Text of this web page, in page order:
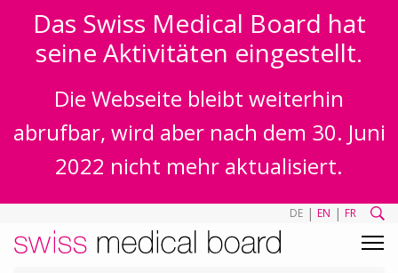
Das Swiss Medical Board hat
seine Aktivitäten eingestellt.
Die Webseite bleibt weiterhin
abrufbar, wird aber nach dem 30. Juni
2022 nicht mehr aktualisiert.
DE | EN | FR